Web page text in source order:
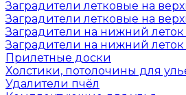
Заградители летковые на
Заградители летковые на
Заградители на нижний леток
Заградители на нижний леток
Прилетные доски
Холстики, потолочины для
Удалители пчёл